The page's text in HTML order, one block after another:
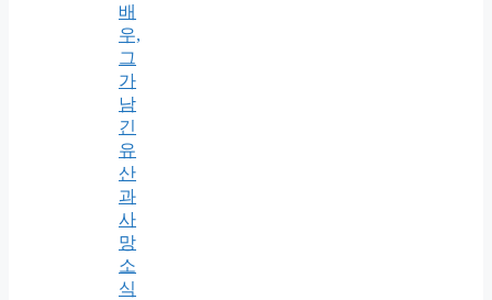
배
우,
그
가
남
긴
유
산
과
사
망
소
식